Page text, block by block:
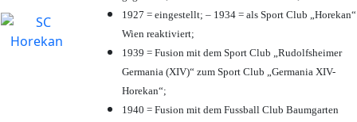
1927 = eingestellt; – 1934 = als Sport Club „Horekan“
Wien reaktiviert;
1939 = Fusion mit dem Sport Club „Rudolfsheimer
Germania (XIV)“ zum Sport Club „Germania XIV-
Horekan“;
1940 = Fusion mit dem Fussball Club Baumgarten